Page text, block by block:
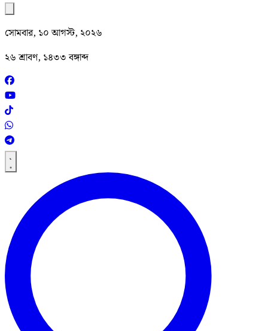
সোমবার, ১০ আগস্ট, ২০২৬
২৬ শ্রাবণ, ১৪৩৩ বঙ্গাব্দ